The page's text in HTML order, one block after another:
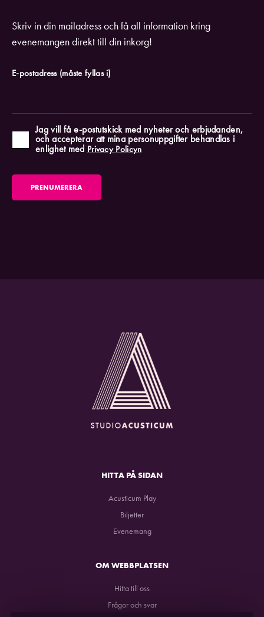
Skriv in din mailadress och få all information kring
evenemangen direkt till din inkorg!
E-postadress (måste fyllas i)
Jag vill få e-postutskick med nyheter och erbjudanden,
och accepterar att mina personuppgifter behandlas i
enlighet med Privacy Policyn
PRENUMERERA
HITTA PÅ SIDAN
Acusticum Play
Biljetter
Evenemang
OM WEBBPLATSEN
Hitta till oss
Frågor och svar